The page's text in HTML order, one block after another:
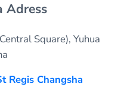
Adress
Square), Yuhua
Regis Changsha